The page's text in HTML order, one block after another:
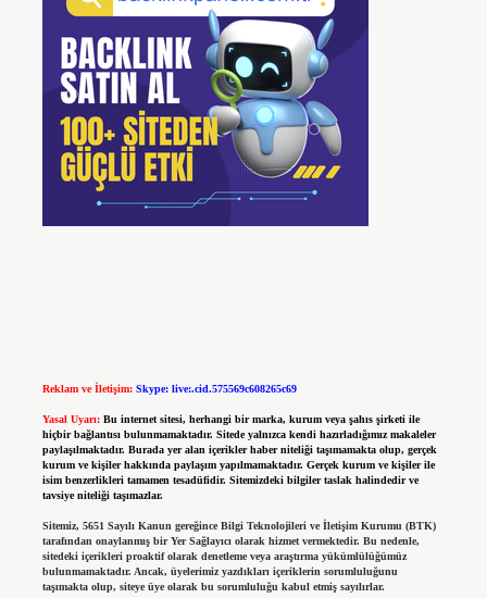
Reklam ve İletişim: Skype: live:.cid.575569c608265c69
Yasal Uyarı: Bu internet sitesi, herhangi bir marka, kurum veya şahıs şirketi ile
hiçbir bağlantısı bulunmamaktadır. Sitede yalnızca kendi hazırladığımız makaleler
paylaşılmaktadır. Burada yer alan içerikler haber niteliği taşımamakta olup, gerçek
kurum ve kişiler hakkında paylaşım yapılmamaktadır. Gerçek kurum ve kişiler ile
isim benzerlikleri tamamen tesadüfidir. Sitemizdeki bilgiler taslak halindedir ve
tavsiye niteliği taşımazlar.
Sitemiz, 5651 Sayılı Kanun gereğince Bilgi Teknolojileri ve İletişim Kurumu (BTK)
tarafından onaylanmış bir Yer Sağlayıcı olarak hizmet vermektedir. Bu nedenle,
sitedeki içerikleri proaktif olarak denetleme veya araştırma yükümlülüğümüz
bulunmamaktadır. Ancak, üyelerimiz yazdıkları içeriklerin sorumluluğunu
taşımakta olup, siteye üye olarak bu sorumluluğu kabul etmiş sayılırlar.